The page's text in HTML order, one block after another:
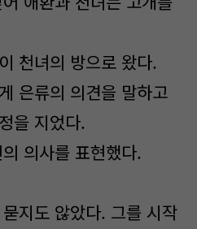
천녀의 방으로 왔다.
은류의 의견을 말하고
을 지었다.
의사를 표현했다.
지도 않았다. 그를 시작